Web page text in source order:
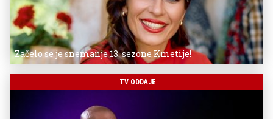
Začelo se je snemanje 13. sezone Kmetije!
TV ODDAJE